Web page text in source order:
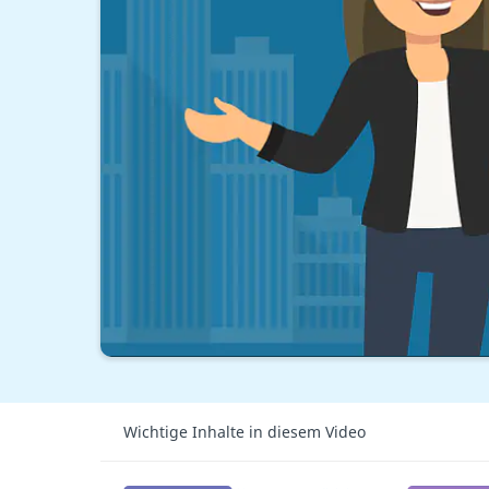
Wichtige Inhalte in diesem Video